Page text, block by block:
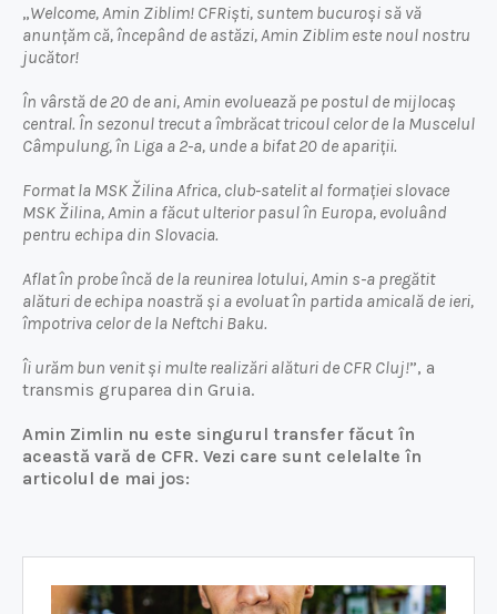
„Welcome, Amin Ziblim! CFRiști, suntem bucuroși să vă
anunțăm că, începând de astăzi, Amin Ziblim este noul nostru
jucător!
În vârstă de 20 de ani, Amin evoluează pe postul de mijlocaș
central. În sezonul trecut a îmbrăcat tricoul celor de la Muscelul
Câmpulung, în Liga a 2-a, unde a bifat 20 de apariții.
Format la MSK Žilina Africa, club-satelit al formației slovace
MSK Žilina, Amin a făcut ulterior pasul în Europa, evoluând
pentru echipa din Slovacia.
Aflat în probe încă de la reunirea lotului, Amin s-a pregătit
alături de echipa noastră și a evoluat în partida amicală de ieri,
împotriva celor de la Neftchi Baku.
Îi urăm bun venit și multe realizări alături de CFR Cluj!”, a
transmis gruparea din Gruia.
Amin Zimlin nu este singurul transfer făcut în
această vară de CFR. Vezi care sunt celelalte în
articolul de mai jos: